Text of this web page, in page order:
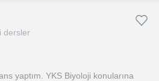
dersler
yaptım. YKS Biyoloji konularına